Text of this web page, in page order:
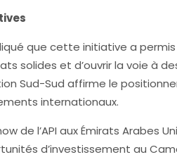
que cette initiative a
solides et d’ouvrir la voie à
Sud-Sud affirme le
internationaux.
de l’API aux Émirats
d’investissement au